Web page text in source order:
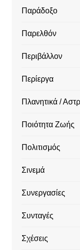
Παράδοξο
Παρελθόν
Περιβάλλον
Περίεργα
Πλανητικά /
Ποιότητα Ζωής
Πολιτισμός
Σινεμά
Συνεργασίες
Συνταγές
Σχέσεις